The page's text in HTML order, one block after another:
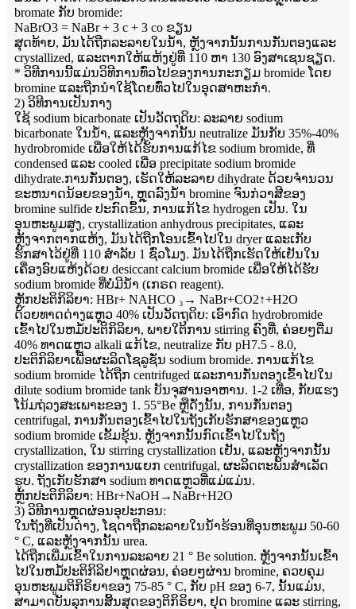
bromate ກັບ bromide:
NaBrO3 = NaBr + 3 c + 3 co ຂຽນ
ສຸດທ້າຍ, ມັນໄດ້ຖືກລະລາຍໃນນ້ໍາ, ຫຼັງຈາກນັ້ນການກັ່ນຕອງແລະ
crystallized, ແລະຕາກໃຫ້ແຫ້ງຢູ່ທີ່ 110 ຫາ 130 ອົງສາເຊນຊຽດ.
* ວິທີການນີ້ແມ່ນວິທີການທົ່ວໄປຂອງການກະກຽມ bromide ໂດຍ
bromine ແລະຖືກນໍາໃຊ້ໂດຍທົ່ວໄປໃນອຸດສາຫະກໍາ.
2​) ວິ​ທີ​ການ​ເປັນ​ກາງ​
ໃຊ້ sodium bicarbonate ເປັນວັດຖຸດິບ: ລະລາຍ sodium
bicarbonate ໃນນ້ໍາ, ແລະຫຼັງຈາກນັ້ນ neutralize ມັນກັບ 35%-40%
hydrobromide ເພື່ອໃຫ້ໄດ້ຮັບການແກ້ໄຂ sodium bromide, ທີ່
condensed ແລະ cooled ເພື່ອ precipitate sodium bromide
dihydrate.ການກັ່ນຕອງ, ເຮັດໃຫ້ລະລາຍ dihydrate ດ້ວຍຈໍານວນ
ຂະຫນາດນ້ອຍຂອງນ້ໍາ, ຫຼຸດລົງນ້ໍາ bromine ຈົນກ່ວາສີຂອງ
bromine sulfide ປະກົດຂຶ້ນ, ການແກ້ໄຂ hydrogen ເປັນ. ໃນ
ອຸນຫະພູມສູງ, crystallization anhydrous precipitates, ແລະ
ຫຼັງຈາກຕາກແຫ້ງ, ມັນໄດ້ຖືກໂອນເຂົ້າໄປໃນ dryer ແລະເກັບ
ຮັກສາໄວ້ຢູ່ທີ່ 110 ສໍາລັບ 1 ຊົ່ວໂມງ. ມັນໄດ້ຖືກເຮັດໃຫ້ເຢັນໃນ
ເຄື່ອງອົບແຫ້ງດ້ວຍ desiccant calcium bromide ເພື່ອໃຫ້ໄດ້ຮັບ
sodium bromide ທີ່ບໍ່ມີນ້ໍາ (ເກຣດ reagent).
ຫຼັກປະຕິກິລິຍາ: HBr+ NAHCO ₃→ NaBr+CO2↑+H2O
ດ້ວຍທາດດ່າງແຫຼວ 40% ເປັນວັດຖຸດິບ: ເອົາກົດ hydrobromide
ເຂົ້າໄປໃນຫມໍ້ປະຕິກິລິຍາ, ພາຍໃຕ້ການ stirring ຄົງທີ່, ຄ່ອຍໆຕື່ມ
40% ທາດແຫຼວ alkali ແກ້ໄຂ, neutralize ກັບ pH7.5 - 8.0,
ປະຕິກິລິຍາເພື່ອຜະລິດໂຊລູຊັ່ນ sodium bromide. ການແກ້ໄຂ
sodium bromide ໄດ້ຖືກ centrifuged ແລະການກັ່ນຕອງເຂົ້າໄປໃນ
dilute sodium bromide tank ບັນຈຸສານອາຫານ. 1-2 ເທື່ອ, ກັບແຮງ
ໂນ້ມຖ່ວງສະເພາະຂອງ 1. 55°Be ຫຼືດັ່ງນັ້ນ, ການກັ່ນຕອງ
centrifugal, ການກັ່ນຕອງເຂົ້າໄປໃນຖັງເກັບຮັກສາຂອງແຫຼວ
sodium bromide ເຂັ້ມຂຸ້ນ. ຫຼັງຈາກນັ້ນກົດເຂົ້າໄປໃນຖັງ
crystallization, ໃນ stirring crystallization ເຢັນ, ແລະຫຼັງຈາກນັ້ນ
crystallization ຂອງການແຍກ centrifugal, ຜະລິດຕະພັນສໍາເລັດ
ຮູບ. ຖັງເກັບຮັກສາ sodium ທາດແຫຼວທີ່ແມ່ແມ່ນ.
ຫຼັກປະຕິກິລິຍາ: HBr+NaOH→NaBr+H2O
3​) ວິ​ທີ​ການ​ຫຼຸດ​ຜ່ອນ​ອຸ​ປະ​ກອນ​:
ໃນຖັງທີ່ເປັນດ່າງ, ໂຊດາຖືກລະລາຍໃນນ້ໍາຮ້ອນທີ່ອຸນຫະພູມ 50-60
° C, ແລະຫຼັງຈາກນັ້ນ urea.
ໄດ້ຖືກເພີ່ມເຂົ້າໃນການລະລາຍ 21 ° Be solution. ຫຼັງຈາກນັ້ນເຂົ້າ
ໄປໃນຫມໍ້ປະຕິກິລິຢາຫຼຸດຜ່ອນ, ຄ່ອຍໆຜ່ານ bromine, ຄວບຄຸມ
ອຸນຫະພູມຕິກິຣິຍາຂອງ 75-85 ° C, ກັບ pH ຂອງ 6-7, ນັ້ນແມ່ນ,
ສາມາດບັນລຸການສິ້ນສຸດຂອງຕິກິຣິຍາ, ຢຸດ bromine ແລະ stirring,